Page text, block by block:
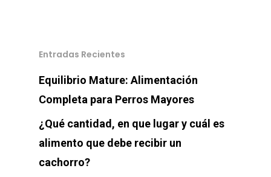
Entradas Recientes
Equilibrio Mature: Alimentación
Completa para Perros Mayores
¿Qué cantidad, en que lugar y cuál es
alimento que debe recibir un
cachorro?